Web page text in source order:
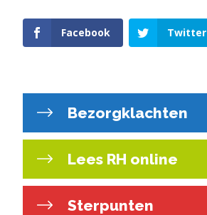
Facebook Twitter
Bezorgklachten
Lees RH online
Sterpunten